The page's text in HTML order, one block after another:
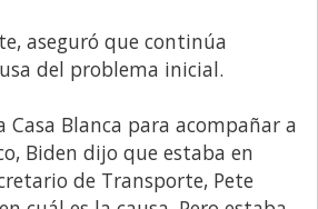
aseguró que continúa
del problema inicial.
Casa Blanca para acompañar a
Biden dijo que estaba en
de Transporte, Pete